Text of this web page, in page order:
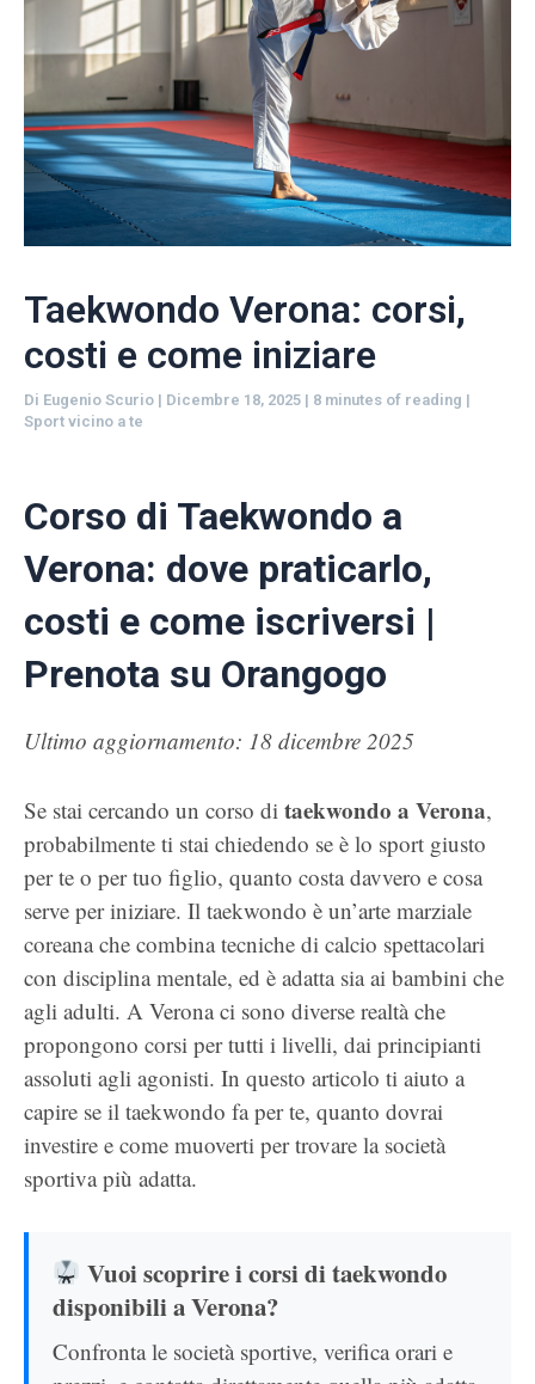
Taekwondo Verona: corsi,
costi e come iniziare
Di Eugenio Scurio | Dicembre 18, 2025 | 8 minutes of reading |
Sport vicino a te
Corso di Taekwondo a
Verona: dove praticarlo,
costi e come iscriversi |
Prenota su Orangogo
Ultimo aggiornamento: 18 dicembre 2025
Se stai cercando un corso di taekwondo a Verona,
probabilmente ti stai chiedendo se è lo sport giusto
per te o per tuo figlio, quanto costa davvero e cosa
serve per iniziare. Il taekwondo è un’arte marziale
coreana che combina tecniche di calcio spettacolari
con disciplina mentale, ed è adatta sia ai bambini che
agli adulti. A Verona ci sono diverse realtà che
propongono corsi per tutti i livelli, dai principianti
assoluti agli agonisti. In questo articolo ti aiuto a
capire se il taekwondo fa per te, quanto dovrai
investire e come muoverti per trovare la società
sportiva più adatta.
Vuoi scoprire i corsi di taekwondo
disponibili a Verona?
Confronta le società sportive, verifica orari e